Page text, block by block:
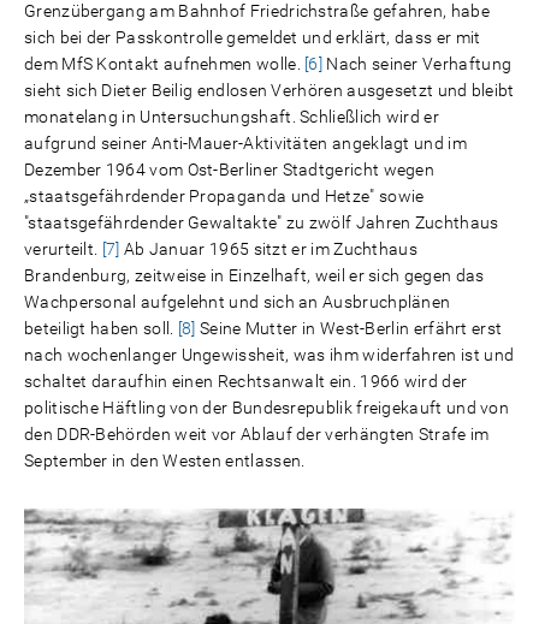
Grenzübergang am Bahnhof Friedrichstraße gefahren, habe
sich bei der Passkontrolle gemeldet und erklärt, dass er mit
dem MfS Kontakt aufnehmen wolle. [6] Nach seiner Verhaftung
sieht sich Dieter Beilig endlosen Verhören ausgesetzt und bleibt
monatelang in Untersuchungshaft. Schließlich wird er
aufgrund seiner Anti-Mauer-Aktivitäten angeklagt und im
Dezember 1964 vom Ost-Berliner Stadtgericht wegen
„staatsgefährdender Propaganda und Hetze" sowie
"staatsgefährdender Gewaltakte" zu zwölf Jahren Zuchthaus
verurteilt. [7] Ab Januar 1965 sitzt er im Zuchthaus
Brandenburg, zeitweise in Einzelhaft, weil er sich gegen das
Wachpersonal aufgelehnt und sich an Ausbruchplänen
beteiligt haben soll. [8] Seine Mutter in West-Berlin erfährt erst
nach wochenlanger Ungewissheit, was ihm widerfahren ist und
schaltet daraufhin einen Rechtsanwalt ein. 1966 wird der
politische Häftling von der Bundesrepublik freigekauft und von
den DDR-Behörden weit vor Ablauf der verhängten Strafe im
September in den Westen entlassen.